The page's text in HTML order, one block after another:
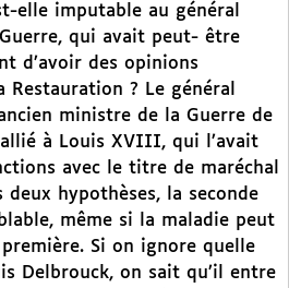
elle imputable au général
qui avait peut- être
d’avoir des opinions
? Le général
ministre de la Guerre de
à Louis XVIII, qui l’avait
avec le titre de maréchal
deux hypothèses, la seconde
même si la maladie peut
Si on ignore quelle
Delbrouck, on sait qu’il entre